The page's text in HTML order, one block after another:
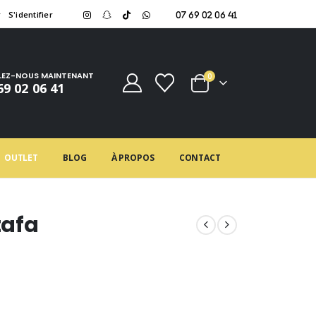
S'identifier 07 69 02 06 41
NOUS MAINTENANT
02 06 41
0
OUTLET BLOG À PROPOS CONTACT